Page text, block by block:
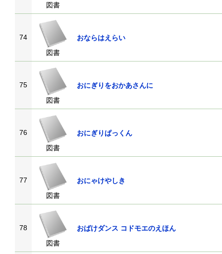
図書
74
図書
おならはえらい
75
図書
おにぎりをおかあさんに
76
図書
おにぎりぱっくん
77
図書
おにゃけやしき
78
図書
おばけダンス コドモエのえほん